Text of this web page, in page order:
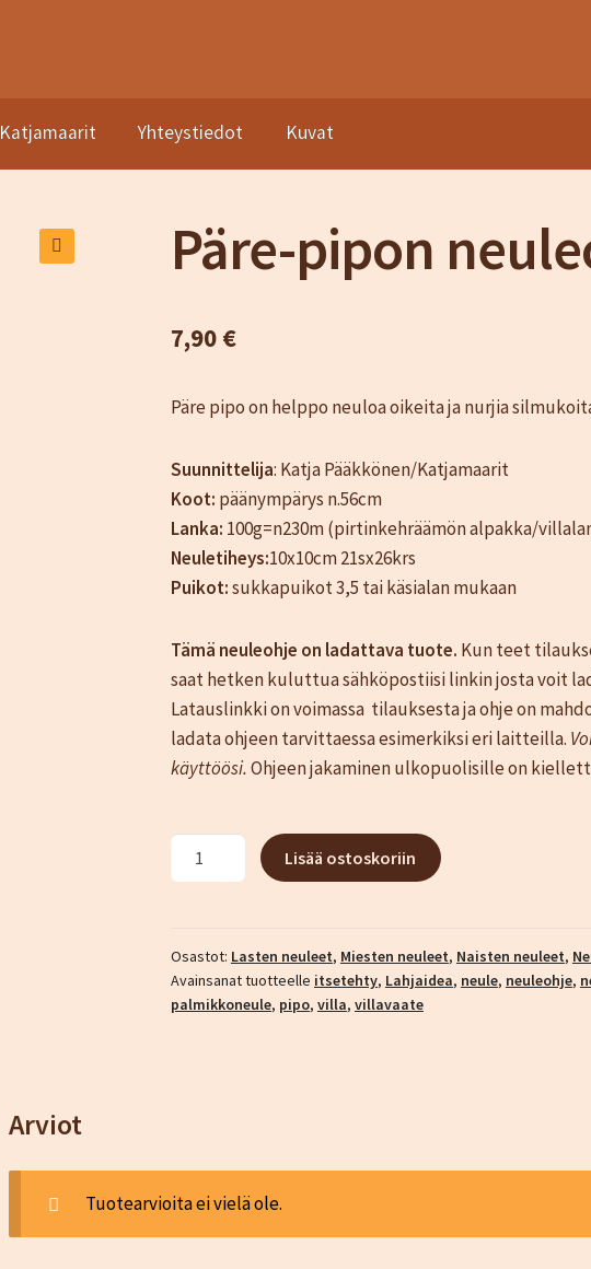
Katjamaarit Yhteystiedot Kuvat
KassaKatjamaaritNaisten vaatteetNeuleetOma tiliOstoskori
Päre-pipon
7,90 €
Päre pipo on helppo neuloa oikeita ja nurjia
Suunnittelija: Katja Pääkkönen/Katjamaarit
Koot: päänympärys n.56cm
Lanka: 100g=n230m (pirtinkehräämön alpakka/
Neuletiheys:10x10cm 21sx26krs
Puikot:sukkapuikot 3,5 tai käsialan mukaan
Tämä neuleohje on ladattava tuote. Kun teet
saat hetken kuluttua sähköpostiisi linkin josta voit
Latauslinkki on voimassa tilauksesta ja ohje on
ladata ohjeen tarvittaessa esimerkiksi eri laitteilla.
käyttöösi.Ohjeen jakaminen ulkopuolisille on
Päre-
pipon
Lisää ostoskoriin
Osastot: Lasten neuleet, Miesten neuleet, Naisten neuleet,
Avainsanat tuotteelle itsetehty, Lahjaidea, neule, neuleohje,
palmikkoneule, pipo, villa, villavaate
Arviot
Tuotearvioita ei vielä ole.